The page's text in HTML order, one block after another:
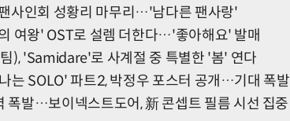
사인회 성황리 마무리…'남다른 팬사랑'
여왕' OST로 설렘 더한다…'좋아해요' 발매
), 'Samidare'로 사계절 중 특별한 '봄' 연다
는 SOLO' 파트2, 박정우 포스터 공개…기대 폭발
폭발…보이넥스트도어, 新 콘셉트 필름 시선 집중